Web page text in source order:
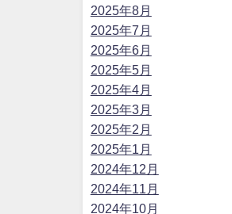
2025年8月
2025年7月
2025年6月
2025年5月
2025年4月
2025年3月
2025年2月
2025年1月
2024年12月
2024年11月
2024年10月